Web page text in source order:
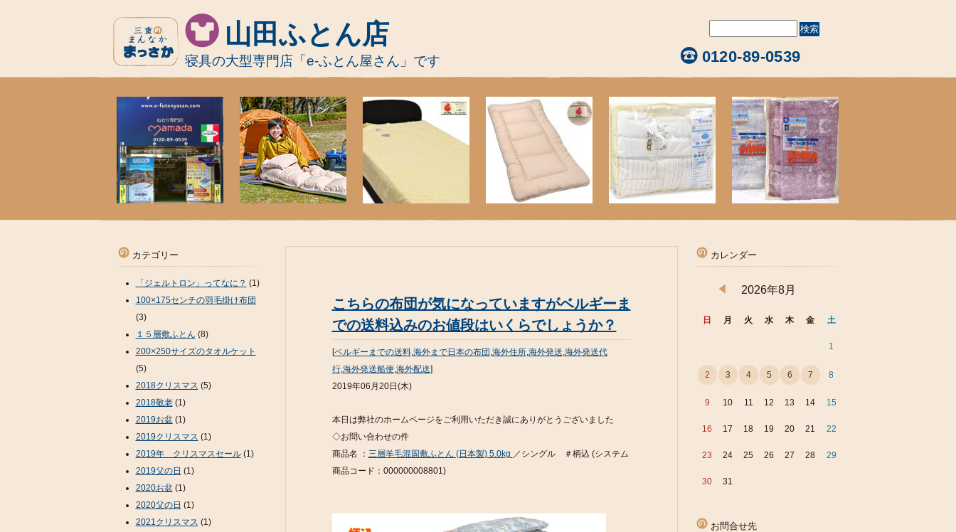
山田ふとん店
寝具の大型専門店「e-ふとん屋さん」です 0120-89-0539
こちらの布団が気になっていますがベルギーま
での送料込みのお値段はいくらでしょうか？
[ベルギーまでの送料,海外まで日本の布団 ,海外住所,海外発送,海外発送代
行,海外発送船便,海外配送]
2019年06月20日(木)
本日は弊社のホームページをご利用いただき誠にありがとうございました
◇お問い合わせの件
商品名 ： 三層羊毛混固敷ふとん (日本製) 5.0kg ／シングル ＃柄込 (システム
商品コード：000000008801)
カテゴリー
「ジェルトロン」ってなに？ (1)
100×175センチの羽毛掛け布団
(3)
１５層敷ふとん (8)
200×250サイズのタオルケット
(5)
2018クリスマス (5)
2018敬老(1)
2019お盆(1)
2019クリスマス (1)
2019年 クリスマスセール(1)
2019父の日 (1)
2020お盆(1)
2020父の日 (1)
2021クリスマス (1)
カレンダー
2026年8月
日 月 火 水 木 金 土
1
2 3 4 5 6 7 8
9 10 11 12 13 14 15
16 17 18 19 20 21 22
23 24 25 26 27 28 29
30 31
お問合せ先